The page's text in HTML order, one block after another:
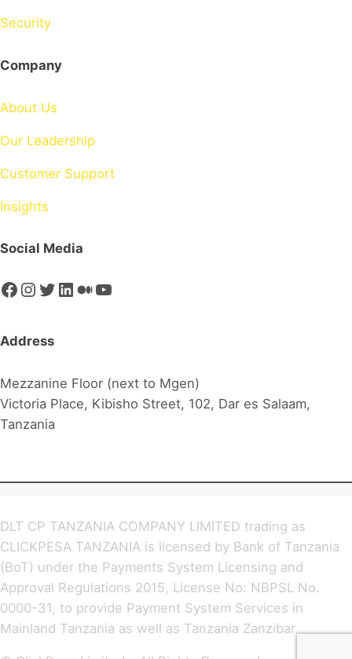
Security
Company
About Us
Our Leadership
Customer Support
Insights
Social Media
Facebook
Instagram
Twitter
LinkedIn
Medium
YouTube
Address
Mezzanine Floor (next to Mgen)
Victoria Place, Kibisho Street, 102, Dar es Salaam,
Tanzania
DLT CP TANZANIA COMPANY LIMITED trading as
CLICKPESA TANZANIA is licensed by Bank of Tanzania
(BoT) under the Payments System Licensing and
Approval Regulations 2015, License No: NBPSL No.
0000-31, to provide Payment System Services in
Mainland Tanzania as well as Tanzania Zanzibar.